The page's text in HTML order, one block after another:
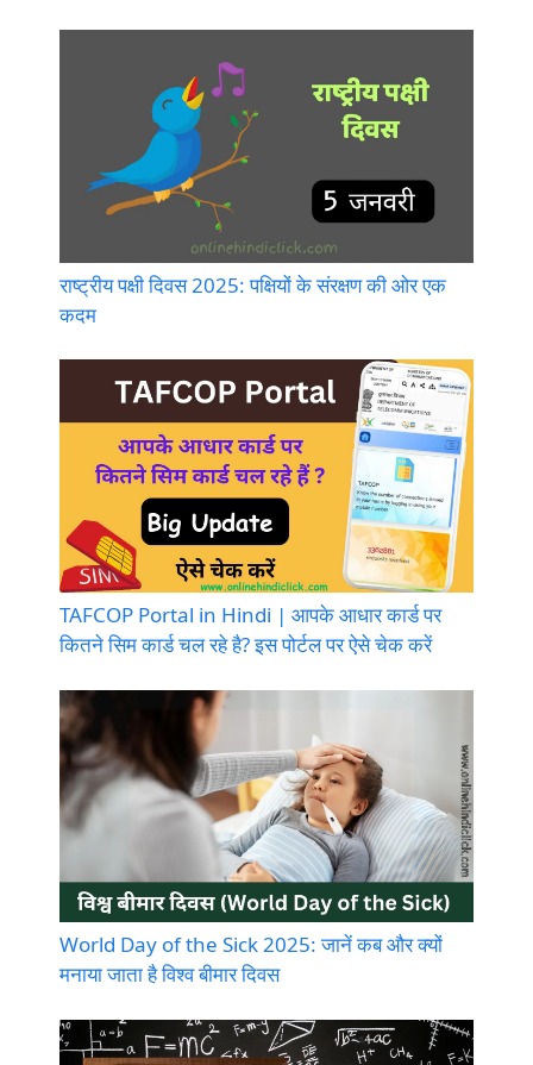
राष्ट्रीय पक्षी दिवस 2025: पक्षियों के संरक्षण की ओर एक
कदम
TAFCOP Portal in Hindi | आपके आधार कार्ड पर
कितने सिम कार्ड चल रहे है? इस पोर्टल पर ऐसे चेक करें
World Day of the Sick 2025: जानें कब और क्यों
मनाया जाता है विश्व बीमार दिवस